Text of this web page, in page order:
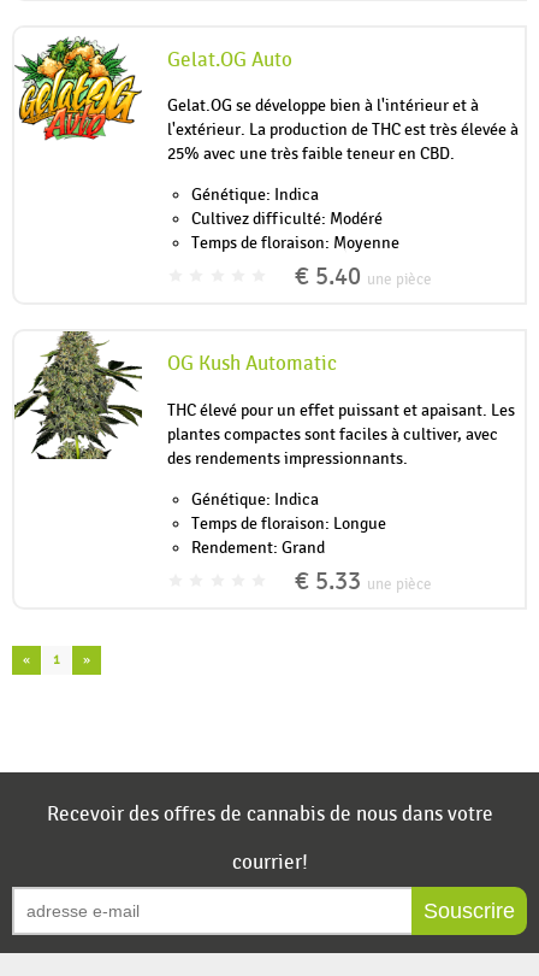
Gelat.OG Auto
Gelat.OG se développe bien à l'intérieur et à
l'extérieur. La production de THC est très élevée à
25% avec une très faible teneur en CBD.
Génétique: Indica
Cultivez difficulté: Modéré
Temps de floraison: Moyenne
€ 5.40 une pièce
OG Kush Automatic
THC élevé pour un effet puissant et apaisant. Les
plantes compactes sont faciles à cultiver, avec
des rendements impressionnants.
Génétique: Indica
Temps de floraison: Longue
Rendement: Grand
€ 5.33 une pièce
« 1 »
Recevoir des offres de cannabis de nous dans votre
courrier!
Souscrire